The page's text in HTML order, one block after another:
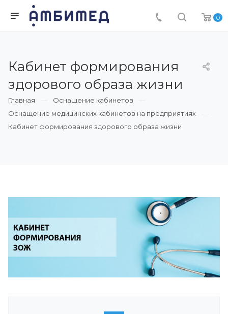
0
Кабинет формирования
здорового образа жизни
Главная
Оснащение кабинетов
Оснащение медицинских кабинетов на предприятиях
Кабинет формирования здорового образа жизни